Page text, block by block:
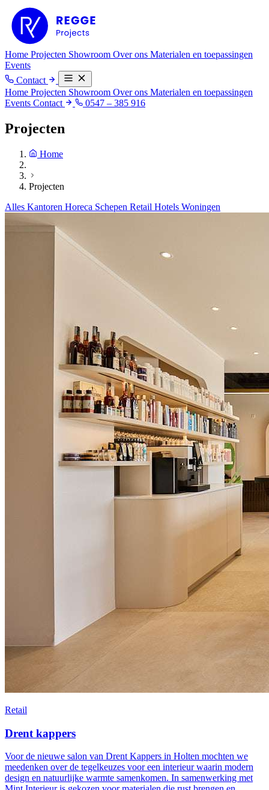
Home Projecten Showroom Over ons Materialen en toepassingen
Events
Contact
Home Projecten Showroom Over ons Materialen en toepassingen
Events Contact 0547 – 385 916
Projecten
Home
Projecten
Alles Kantoren Horeca Schepen Retail Hotels Woningen
Retail
Drent kappers
Voor de nieuwe salon van Drent Kappers in Holten mochten we
meedenken over de tegelkeuzes voor een interieur waarin modern
design en natuurlijke warmte samenkomen. In samenwerking met